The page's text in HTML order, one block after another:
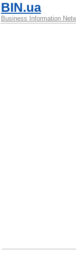
BIN.ua
Business Information